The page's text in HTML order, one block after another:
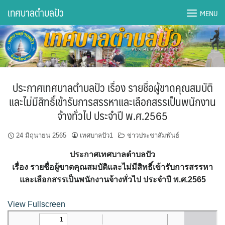
content
DWQA Ask Question
DWQA Questions
กองการศึกษา
กองยุทธศาสตร์และงบประมาณ
การเปิดเผยข้อมูลข่าวสารปี 2566 integrity transparency
เทศบาลตำบลปัว MENU
ประกาศเทศบาลตำบลปัว เรื่อง รายชื่อผู้ขาดคุณสมบัติ
และไม่มีสิทธิ์เข้ารับการสรรหาและเลือกสรรเป็นพนักงาน
จ้างทั่วไป ประจำปี พ.ศ.2565
24 มิถุนายน 2565 เทศบาลปัว1 ข่าวประชาสัมพันธ์
ประกาศเทศบาลตำบลปัว
เรื่อง รายชื่อผู้ขาดคุณสมบัติและไม่มีสิทธิ์เข้ารับการสรรหา
และเลือกสรรเป็นพนักงานจ้างทั่วไป ประจำปี พ.ศ.2565
View Fullscreen